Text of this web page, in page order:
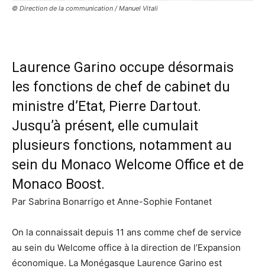
© Direction de la communication / Manuel Vitali
Laurence Garino occupe désormais
les fonctions de chef de cabinet du
ministre d’Etat, Pierre Dartout.
Jusqu’à présent, elle cumulait
plusieurs fonctions, notamment au
sein du Monaco Welcome Office et de
Monaco Boost.
Par Sabrina Bonarrigo et Anne-Sophie Fontanet
On la connaissait depuis 11 ans comme chef de service
au sein du Welcome office à la direction de l’Expansion
économique. La Monégasque Laurence Garino est